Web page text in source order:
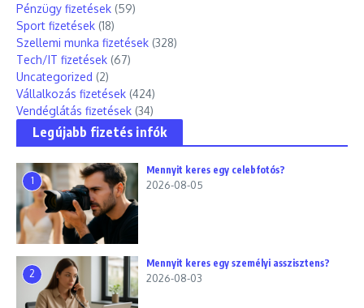
Pénzügy fizetések (59)
Sport fizetések (18)
Szellemi munka fizetések (328)
Tech/IT fizetések (67)
Uncategorized (2)
Vállalkozás fizetések (424)
Vendéglátás fizetések (34)
Legújabb fizetés infók
1
Mennyit keres egy celebfotós?
2026-08-05
2
Mennyit keres egy személyi asszisztens?
2026-08-03